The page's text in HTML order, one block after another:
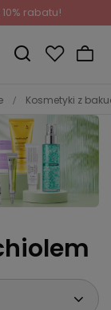
rabatu!
Kosmetyki z